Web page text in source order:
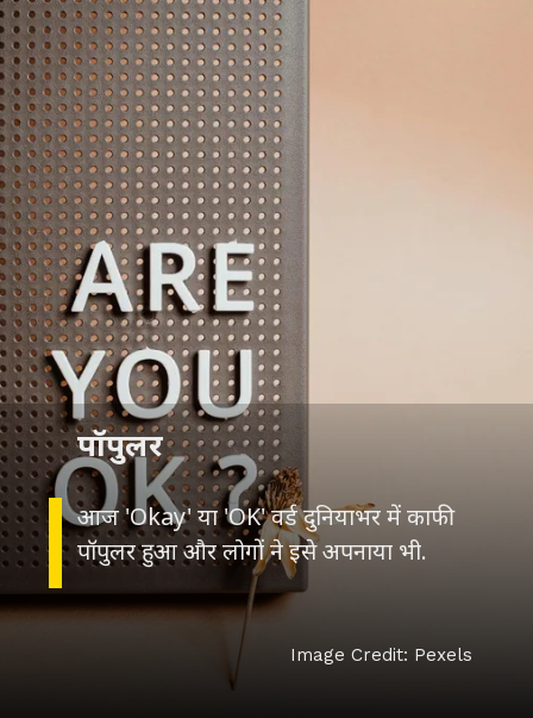
आज 'Okay' या 'OK' वर्ड दुनियाभर में काफी
पॉपुलर हुआ और लोगों ने इसे अपनाया भी.
पॉपुलर
Image Credit: Pexels